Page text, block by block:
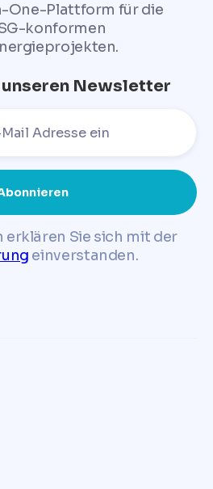
One-Plattform für die
konformen
Newsletter
erklären Sie sich mit der
einverstanden.